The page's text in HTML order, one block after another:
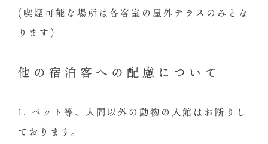
(喫煙可能な場所は各客室の屋外テラスのみとな
ります)
他の宿泊客への配慮について
1. ペット等、人間以外の動物の入館はお断りし
ております。